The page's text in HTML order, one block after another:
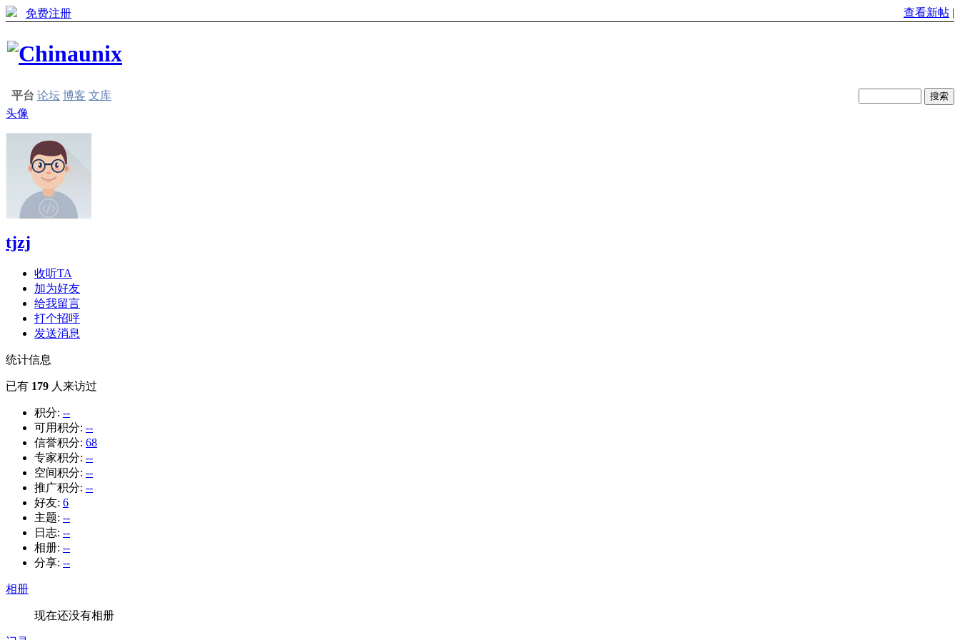
免费注册 查看新帖 |
平台 论坛 博客 文库
头像
tjzj
收听TA
加为好友
给我留言
打个招呼
发送消息
统计信息
已有 179 人来访过
积分: --
可用积分: --
信誉积分: 68
专家积分: --
空间积分: --
推广积分: --
好友: 6
主题: --
日志: --
相册: --
分享: --
相册
现在还没有相册